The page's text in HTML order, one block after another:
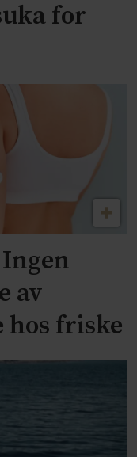
for
av
hos friske